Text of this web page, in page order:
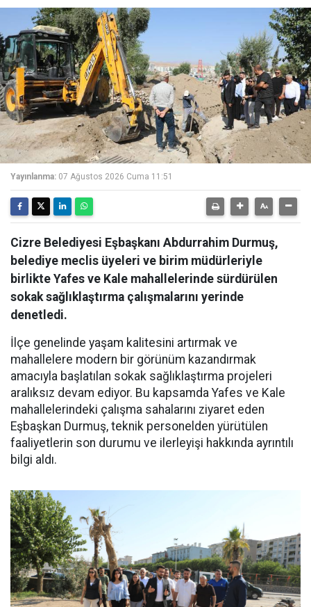
Yayınlanma: 07 Ağustos 2026 Cuma 11:51
Cizre Belediyesi Eşbaşkanı Abdurrahim Durmuş,
belediye meclis üyeleri ve birim müdürleriyle
birlikte Yafes ve Kale mahallelerinde sürdürülen
sokak sağlıklaştırma çalışmalarını yerinde
denetledi.
İlçe genelinde yaşam kalitesini artırmak ve
mahallelere modern bir görünüm kazandırmak
amacıyla başlatılan sokak sağlıklaştırma projeleri
aralıksız devam ediyor. Bu kapsamda Yafes ve Kale
mahallelerindeki çalışma sahalarını ziyaret eden
Eşbaşkan Durmuş, teknik personelden yürütülen
faaliyetlerin son durumu ve ilerleyişi hakkında ayrıntılı
bilgi aldı.